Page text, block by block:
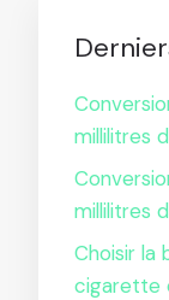
millilitres
millilitres
Choisir la
cigarette